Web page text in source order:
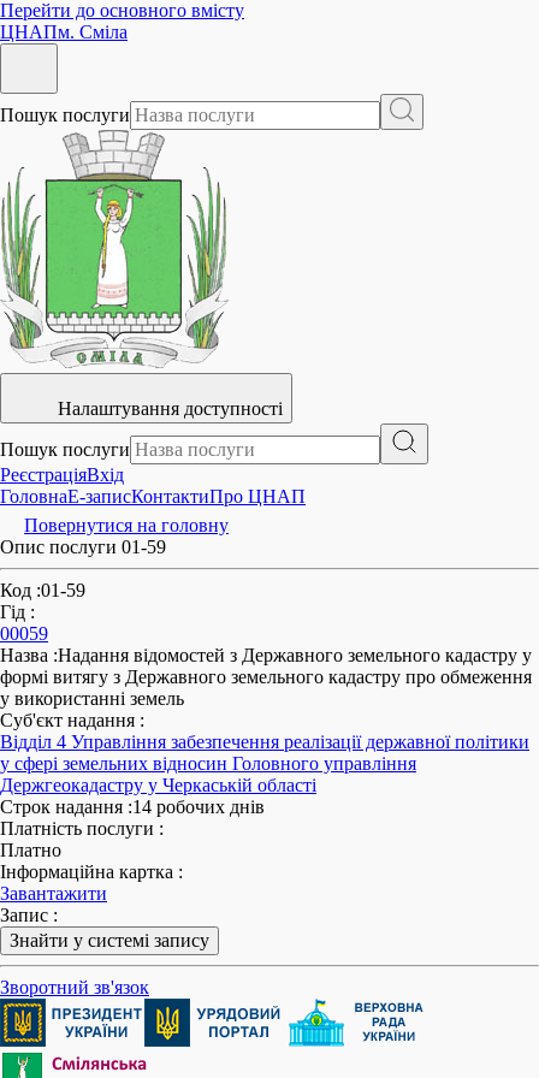
Перейти до основного вмісту
ЦНАПм. Сміла
Пошук послуги
Налаштування доступності
Пошук послуги
РеєстраціяВхід
ГоловнаE-записКонтактиПро ЦНАП
Повернутися на головну
Опис послуги 01-59
Код :01-59
Гід :
00059
Назва :Надання відомостей з Державного земельного кадастру у
формі витягу з Державного земельного кадастру про обмеження
у використанні земель
Суб'єкт надання :
Відділ 4 Управління забезпечення реалізації державної політики
у сфері земельних відносин Головного управління
Держгеокадастру у Черкаській області
Строк надання :14 робочих днів
Платність послуги :
Платно
Інформаційна картка :
Завантажити
Запис :
Знайти у системі запису
Зворотний зв'язок